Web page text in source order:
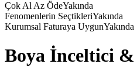
Çok Al Az ÖdeYakında
Fenomenlerin SeçtikleriYakında
Kurumsal Faturaya UygunYakında
Boya İnceltici &